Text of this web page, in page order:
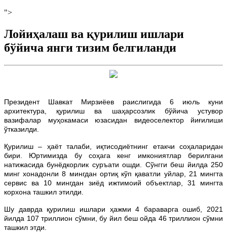
">
Лойиҳалаш ва қурилиш ишлари
бўйича янги тизим белгиланди
Президент Шавкат Мирзиёев раислигида 6 июль куни
архитектура, қурилиш ва шаҳарсозлик бўйича устувор
вазифалар муҳокамаси юзасидан видеоселектор йиғилиши
ўтказилди.
Қурилиш – ҳаёт талаби, иқтисодиётнинг етакчи соҳаларидан
бири. Юртимизда бу соҳага кенг имкониятлар берилгани
натижасида бунёдкорлик суръати ошди. Сўнгги беш йилда 250
минг хонадонли 8 мингдан ортиқ кўп қаватли уйлар, 21 мингта
сервис ва 10 мингдан зиёд ижтимоий объектлар, 31 мингта
корхона ташкил этилди.
Шу даврда қурилиш ишлари ҳажми 4 бараварга ошиб, 2021
йилда 107 триллион сўмни, бу йил беш ойда 46 триллион сўмни
ташкил этди.